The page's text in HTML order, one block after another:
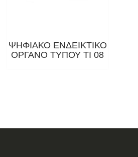
ΨΗΦΙΑΚΟ ΕΝΔΕΙΚΤΙΚΟ
ΟΡΓΑΝΟ ΤΥΠΟΥ ΤΙ 08